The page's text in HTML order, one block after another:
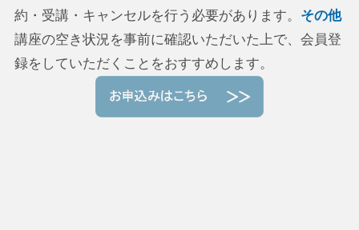
約・受講・キャンセルを行う必要があります。 その他
講座の空き状況を事前に確認いただいた上で、会員登
録をしていただくことをおすすめします。